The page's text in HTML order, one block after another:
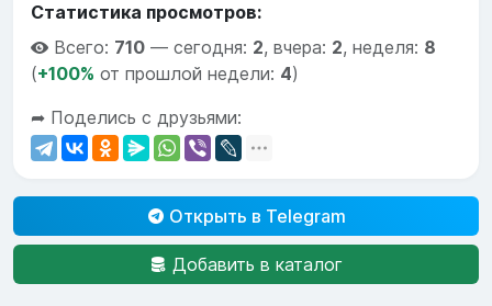
Статистика просмотров:
Всего: 710 — сегодня: 2, вчера: 2, неделя: 8
(+100% от прошлой недели: 4)
➦ Поделись с друзьями:
Открыть в Telegram
Добавить в каталог